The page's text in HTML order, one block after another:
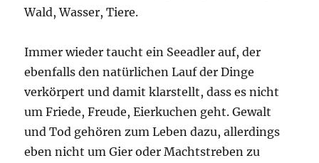
Wald, Wasser, Tiere.
Immer wieder taucht ein Seeadler auf, der
ebenfalls den natürlichen Lauf der Dinge
verkörpert und damit klarstellt, dass es nicht
um Friede, Freude, Eierkuchen geht. Gewalt
und Tod gehören zum Leben dazu, allerdings
eben nicht um Gier oder Machtstreben zu